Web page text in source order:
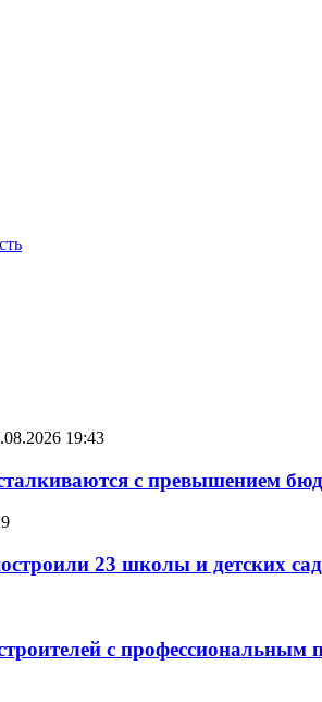
19:43
с превышением
23 школы и детских
с профессиональным